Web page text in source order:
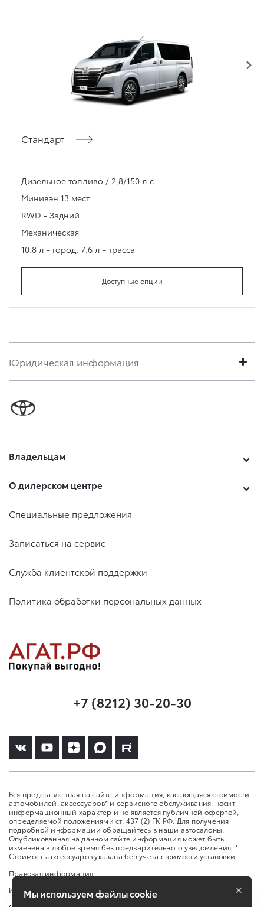
Стандарт
Дизельное топливо / 2,8/150 л.с.
Минивэн 13 мест
RWD - Задний
Механическая
10.8 л - город, 7.6 л - трасса
Доступные опции
Юридическая информация
Владельцам
О дилерском центре
Специальные предложения
Записаться на сервис
Служба клиентской поддержки
Политика обработки персональных данных
+7 (8212) 30-20-30
Вся представленная на сайте информация, касающаяся стоимости
автомобилей, аксессуаров* и сервисного обслуживания, носит
информационный характер и не является публичной офертой,
определяемой положениями ст. 437 (2) ГК РФ. Для получения
подробной информации обращайтесь в наши автосалоны.
Опубликованная на данном сайте информация может быть
изменена в любое время без предварительного уведомления. *
Стоимость аксессуаров указана без учета стоимости установки.
Правовая информация
Изменить настройку cookies
Мы используем файлы cookie ×